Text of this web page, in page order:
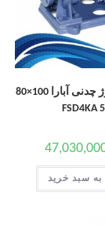
پمپ سانتریفیوژ چدنی آبارا 100×80
FSD4KA
به سبد خرید